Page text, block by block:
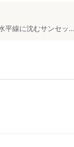
平線に沈むサンセッ...